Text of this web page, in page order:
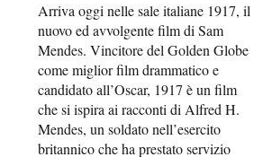
Arriva oggi nelle sale italiane 1917, il
nuovo ed avvolgente film di Sam
Mendes. Vincitore del Golden Globe
come miglior film drammatico e
candidato all’Oscar, 1917 è un film
che si ispira ai racconti di Alfred H.
Mendes, un soldato nell’esercito
britannico che ha prestato servizio